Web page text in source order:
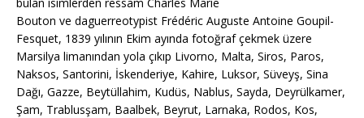
Bouton ve daguerreotypist Frédéric Auguste Antoine Goupil-
Fesquet, 1839 yılının Ekim ayında fotoğraf çekmek üzere
Marsilya limanından yola çıkıp Livorno, Malta, Siros, Paros,
Naksos, Santorini, İskenderiye, Kahire, Luksor, Süveyş, Sina
Dağı, Gazze, Beytüllahim, Kudüs, Nablus, Sayda, Deyrülkamer,
Şam, Trablusşam, Baalbek, Beyrut, Larnaka, Rodos, Kos,